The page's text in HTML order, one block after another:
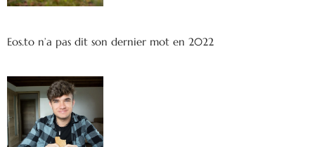
Eos.to n’a pas dit son dernier mot en 2022